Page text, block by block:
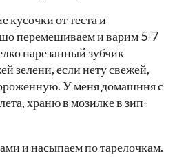
от теста и
перемешиваем и варим 5-7
нарезанный зубчик
зелени, если нету свежей,
У меня домашння с
храню в мозилке в зип-
и насыпаем по тарелочкам.